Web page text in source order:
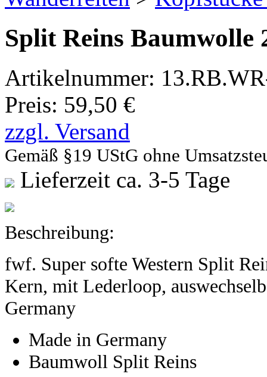
Split Reins Baumwolle
Artikelnummer:
Preis: 59,50 €
zzgl. Versand
Gemäß §19 UStG ohne
Lieferzeit ca. 3-5 Tage
Beschreibung:
fwf. Super softe Western Split
Kern, mit Lederloop,
Germany
Made in Germany
Baumwoll Split Reins